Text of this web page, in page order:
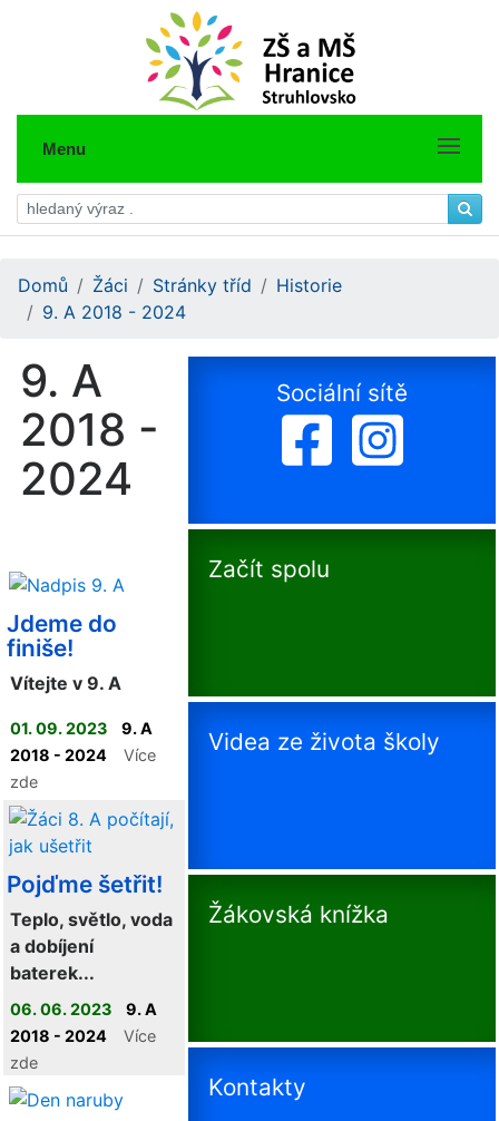
Menu
Domů Žáci Stránky tříd
Historie
9. A 2018 - 2024
9. A
2018 -
2024
Jdeme do
finiše!
Vítejte v 9. A
01. 09. 2023
9. A
2018 - 2024
Více
zde
Pojďme šetřit!
Teplo, světlo, voda
a dobíjení
baterek...
06. 06. 2023
9. A
2018 - 2024
Více
zde
Sociální sítě
Začít spolu
Videa ze života školy
Žákovská knížka
Kontakty